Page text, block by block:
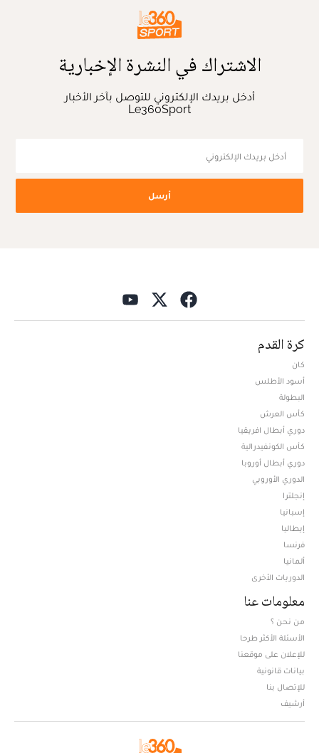
الاشتراك في النشرة الإخبارية
أدخل بريدك الإلكتروني للتوصل بآخر الأخبار
Le360Sport
أرسل
كرة القدم
كان
أسود الأطلس
البطولة
كأس العرش
دوري أبطال افريقيا
كأس الكونفيدرالية
دوري أبطال أوروبا
الدوري الأوروبي
إنجلترا
إسبانيا
إيطاليا
فرنسا
ألمانيا
الدوريات الأخرى
معلومات عنا
من نحن ؟
الأسئلة الأكثر طرحا
للإعلان على موقعنا
بيانات قانونية
للإتصال بنا
أرشيف